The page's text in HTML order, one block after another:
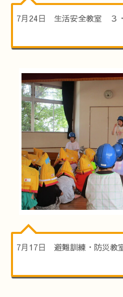
7月24日 生活安全教室 ３
7月17日 避難訓練・防災教